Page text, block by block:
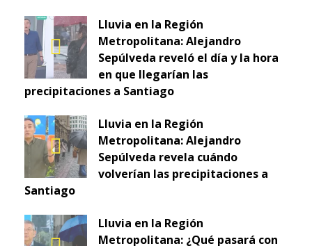
Lluvia en la Región
Metropolitana: Alejandro
Sepúlveda reveló el día y la hora
en que llegarían las
precipitaciones a Santiago
Lluvia en la Región
Metropolitana: Alejandro
Sepúlveda revela cuándo
volverían las precipitaciones a
Santiago
Lluvia en la Región
Metropolitana: ¿Qué pasará con